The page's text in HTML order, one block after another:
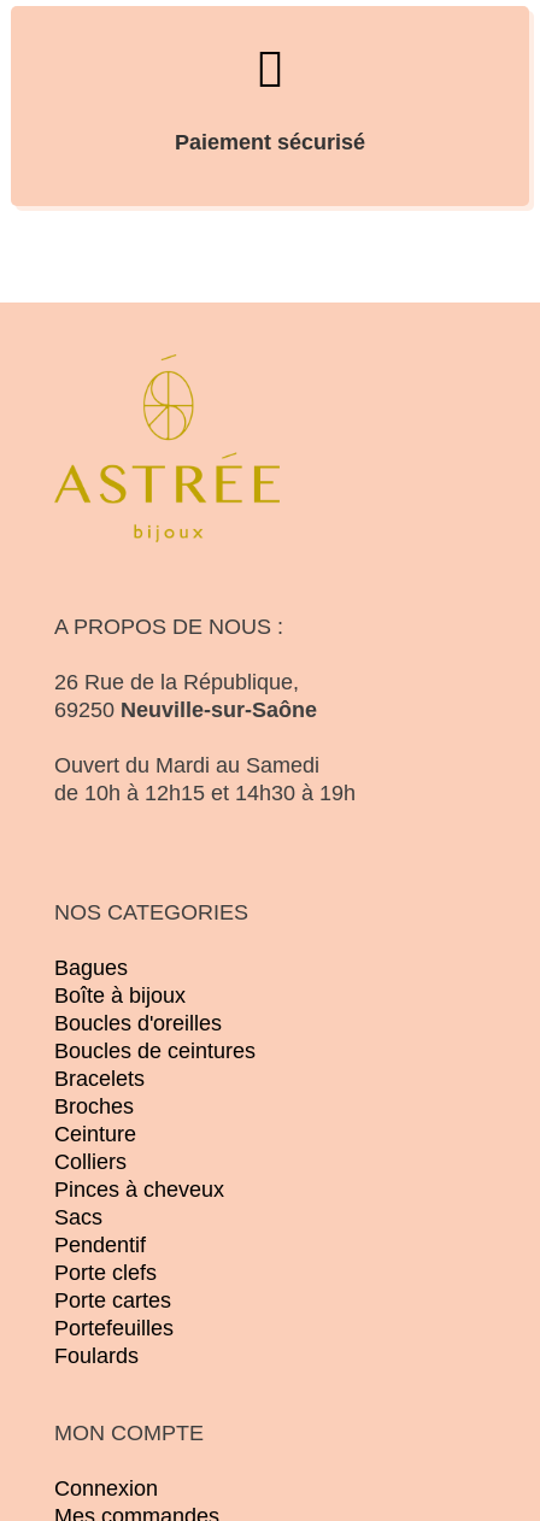

Paiement sécurisé
A PROPOS DE NOUS :
26 Rue de la République,
69250 Neuville-sur-Saône
Ouvert du Mardi au Samedi
de 10h à 12h15 et 14h30 à 19h
NOS CATEGORIES
Bagues
Boîte à bijoux
Boucles d'oreilles
Boucles de ceintures
Bracelets
Broches
Ceinture
Colliers
Pinces à cheveux
Sacs
Pendentif
Porte clefs
Porte cartes
Portefeuilles
Foulards
MON COMPTE
Connexion
Mes commandes